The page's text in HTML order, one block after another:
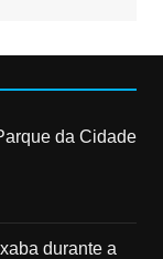
da Cidade
durante a